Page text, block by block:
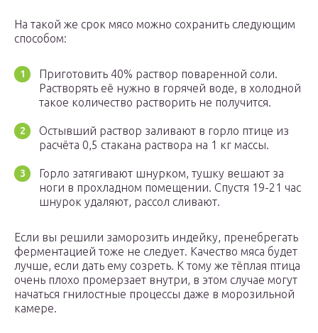
На такой же срок мясо можно сохранить следующим
способом:
Приготовить 40% раствор поваренной соли.
Растворять её нужно в горячей воде, в холодной
такое количество растворить не получится.
Остывший раствор заливают в горло птице из
расчёта 0,5 стакана раствора на 1 кг массы.
Горло затягивают шнурком, тушку вешают за
ноги в прохладном помещении. Спустя 19-21 час
шнурок удаляют, рассол сливают.
Если вы решили заморозить индейку, пренебрегать
ферментацией тоже не следует. Качество мяса будет
лучше, если дать ему созреть. К тому же тёплая птица
очень плохо промерзает внутри, в этом случае могут
начаться гнилостные процессы даже в морозильной
камере.